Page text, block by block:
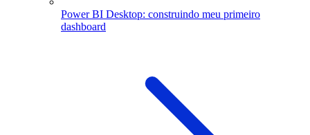
Power BI Desktop: construindo meu primeiro
dashboard